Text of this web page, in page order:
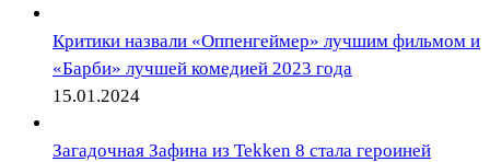
Критики назвали «Оппенгеймер» лучшим фильмом и
«Барби» лучшей комедией 2023 года
15.01.2024
Загадочная Зафина из Tekken 8 стала героиней